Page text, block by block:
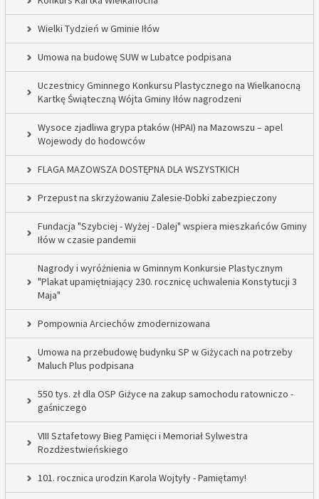
Wielki Tydzień w Gminie Iłów
Umowa na budowę SUW w Lubatce podpisana
Uczestnicy Gminnego Konkursu Plastycznego na Wielkanocną
Kartkę Świąteczną Wójta Gminy Iłów nagrodzeni
Wysoce zjadliwa grypa ptaków (HPAI) na Mazowszu – apel
Wojewody do hodowców
FLAGA MAZOWSZA DOSTĘPNA DLA WSZYSTKICH
Przepust na skrzyżowaniu Zalesie-Dobki zabezpieczony
Fundacja "Szybciej - Wyżej - Dalej" wspiera mieszkańców Gminy
Iłów w czasie pandemii
Nagrody i wyróżnienia w Gminnym Konkursie Plastycznym
"Plakat upamiętniający 230. rocznicę uchwalenia Konstytucji 3
Maja"
Pompownia Arciechów zmodernizowana
Umowa na przebudowę budynku SP w Giżycach na potrzeby
Maluch Plus podpisana
550 tys. zł dla OSP Giżyce na zakup samochodu ratowniczo -
gaśniczego
VIII Sztafetowy Bieg Pamięci i Memoriał Sylwestra
Rozdżestwieńskiego
101. rocznica urodzin Karola Wojtyły - Pamiętamy!